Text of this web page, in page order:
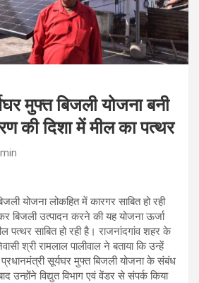
मुफ्त बिजली योजना बनी
की दिशा में मील का पत्थर
योजना लोकहित में कारगर साबित हो रही
बिजली उत्पादन करने की यह योजना ऊर्जा
पत्थर साबित हो रही है। राजनांदगांव शहर के
श्री रामलाल पालीवाल ने बताया कि उन्हें
सूर्यघर मुफ्त बिजली योजना के संबंध
उन्होंने विद्युत विभाग एवं वेंडर से संपर्क किया